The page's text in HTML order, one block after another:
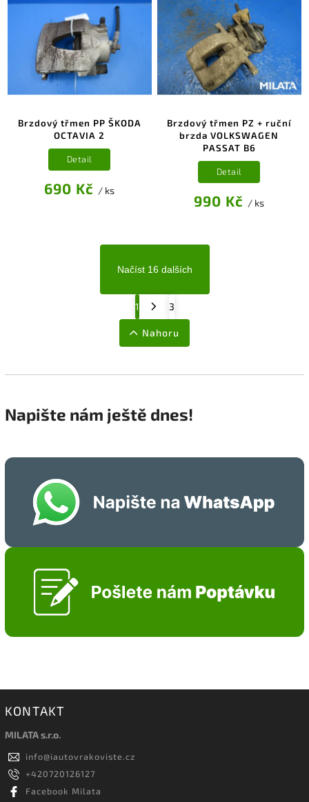
Brzdový třmen PP ŠKODA
OCTAVIA 2
690 Kč / ks
Detail
Brzdový třmen PZ + ruční
brzda VOLKSWAGEN
PASSAT B6
990 Kč / ks
Detail
Načíst 16 dalších
1 3
Nahoru
Napište nám ještě dnes!
KONTAKT
MILATA s.r.o.
info@iautovrakoviste.cz
+420720126127
Facebook Milata